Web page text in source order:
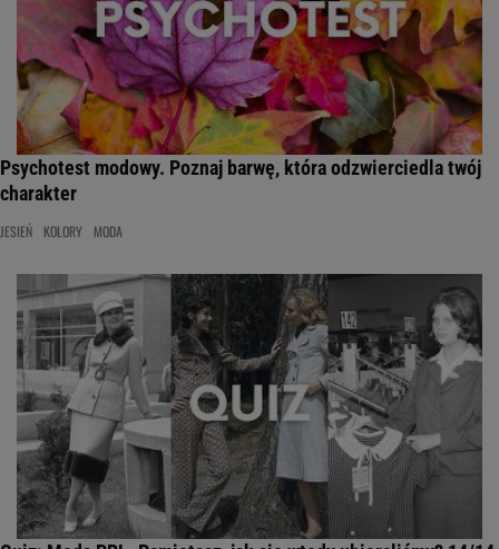
Psychotest modowy. Poznaj barwę, która odzwierciedla twój
charakter
JESIEŃ KOLORY MODA